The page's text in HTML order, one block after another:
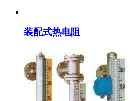
装配式热电阻